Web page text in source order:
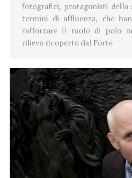
fotografici, protagonisti della
termini di affluenza, che
rafforzare il ruolo di polo
rilievo ricoperto dal Forte